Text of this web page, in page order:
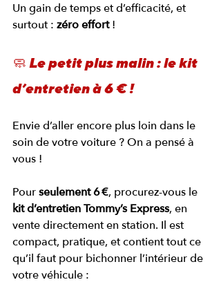
Un gain de temps et d’efficacité, et
surtout : zéro effort !
🧼 Le petit plus malin : le kit
d’entretien à 6 € !
Envie d’aller encore plus loin dans le
soin de votre voiture ? On a pensé à
vous !
Pour seulement 6 €, procurez-vous le
kit d’entretien Tommy’s Express, en
vente directement en station. Il est
compact, pratique, et contient tout ce
qu’il faut pour bichonner l’intérieur de
votre véhicule :